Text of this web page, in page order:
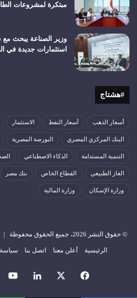
مبتكرة لمشروعات
وزير الصناعة يبحث
استثمارات جديدة في
#هشتاج
أسعار الذهب أسعار النفط الاستثمار
البنك المركزي المصري البورصة المصرية
التنمية المستدامة الذكاء الاصطناعي
الغاز الطبيعي القطاع الخاص بنك مصر
وزارة الإسكان وزارة المالية
© حقوق النشر 2026، جميع الحقوق محفوظة |
الرئيسية أعلن معنا اتصل بنا
فيسبوك لينكدإن